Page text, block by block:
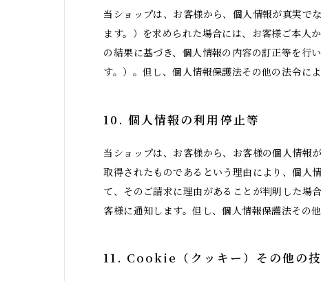
当ショップは、お客様から、個人情報が真実で
ます。）を求められた場合には、お客様ご本人
の結果に基づき、個人情報の内容の訂正等を行
す。）。但し、個人情報保護法その他の法令に
10. 個人情報の利用停止等
当ショップは、お客様から、お客様の個人情報
取得されたものであるという理由により、個人
て、そのご請求に理由があることが判明した場
客様に通知します。但し、個人情報保護法その
11. Cookie（クッキー）その他の